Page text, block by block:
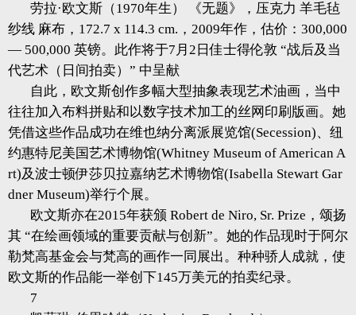
劳拉·欧文斯（1970年生） 《无题》，压克力 羊毛毡
纱线 麻布，172.7 x 114.3 cm.，2009年作，估价：300,000
— 500,000 英镑。此作将于7月2日佳士得伦敦 “战后及当
代艺术（日间拍卖）” 中呈献
自此，欧文斯创作多幅大型抽象表现艺术油画，当中
往往加入布料拼贴和以数字技术加工的丝网印刷版画。她
凭借这些作品成功在维也纳分离派展览馆(Secession)、纽
约惠特尼美国艺术博物馆(Whitney Museum of American A
rt)及波士顿伊莎贝拉嘉纳艺术博物馆(Isabella Stewart Gar
dner Museum)举行个展。
欧文斯亦在2015年获颁 Robert de Niro, Sr. Prize，颂扬
其 “在绘画领域的重要贡献与创新”。她的作品现时于阿尔
勒梵高基金会与梵高的画作一同展出。种种骄人成就，使
欧文斯的作品能一举创下145万美元的拍卖纪录。
7